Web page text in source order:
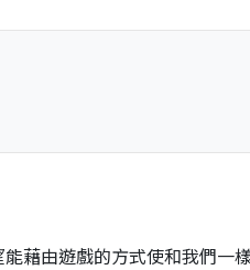
藉由遊戲的方式使和我們一